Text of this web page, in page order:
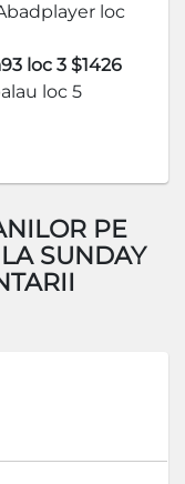
loc
loc 3 $1426
loc 5
PE
SUNDAY